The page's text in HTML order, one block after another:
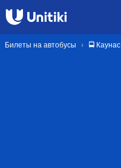
Билеты на автобусы 🚍 Каунас